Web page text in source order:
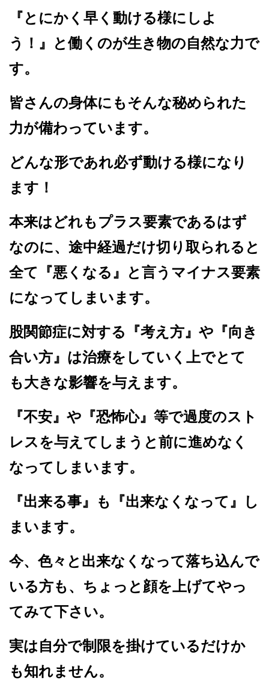
『とにかく早く動ける様にしよ
う！』と働くのが生き物の自然な力で
す。
皆さんの身体にもそんな秘められた
力が備わっています。
どんな形であれ必ず動ける様になり
ます！
本来はどれもプラス要素であるはず
なのに、途中経過だけ切り取られると
全て『悪くなる』と言うマイナス要素
になってしまいます。
股関節症に対する『考え方』や『向き
合い方』は治療をしていく上でとて
も大きな影響を与えます。
『不安』や『恐怖心』等で過度のスト
レスを与えてしまうと前に進めなく
なってしまいます。
『出来る事』も『出来なくなって』し
まいます。
今、色々と出来なくなって落ち込んで
いる方も、ちょっと顔を上げてやっ
てみて下さい。
実は自分で制限を掛けているだけか
も知れません。